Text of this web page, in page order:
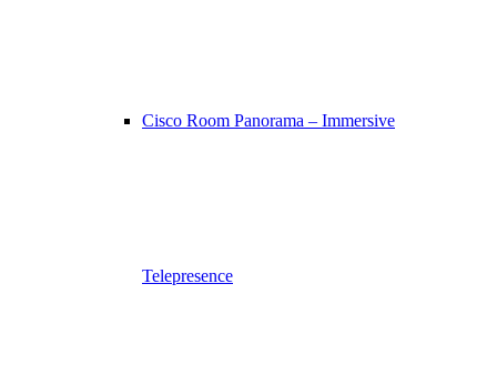
Cisco Room Panorama – Immersive
Telepresence